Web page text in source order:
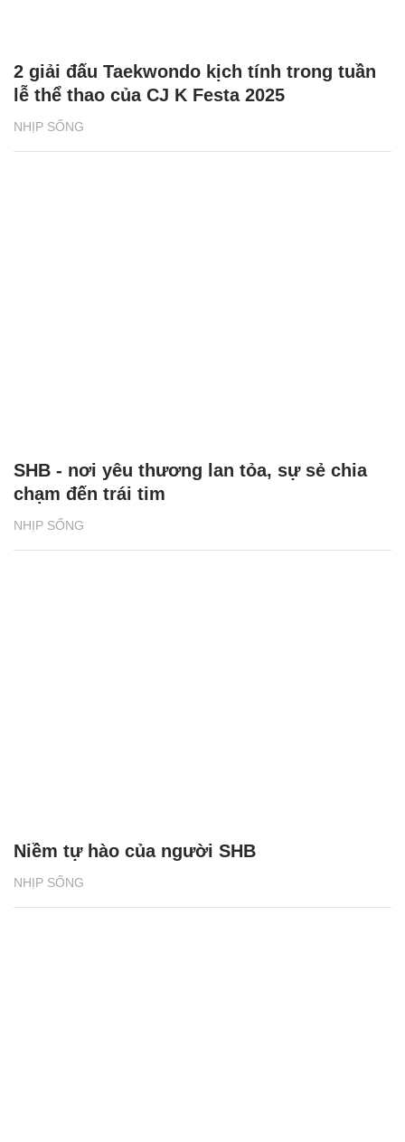
NHỊP SỐNG
2 giải đấu Taekwondo kịch tính trong tuần
lễ thể thao của CJ K Festa 2025
NHỊP SỐNG
SHB - nơi yêu thương lan tỏa, sự sẻ chia
chạm đến trái tim
NHỊP SỐNG
Niềm tự hào của người SHB